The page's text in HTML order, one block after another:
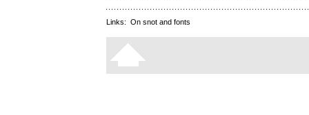
Links: On snot and fonts